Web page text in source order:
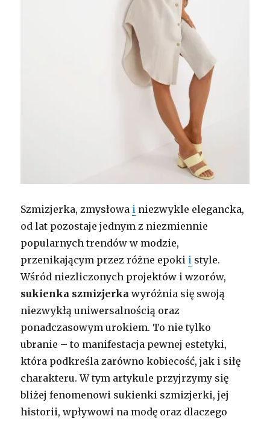
Szmizjerka, zmysłowa i niezwykle elegancka,
od lat pozostaje jednym z niezmiennie
popularnych trendów w modzie,
przenikającym przez różne epoki i style.
Wśród niezliczonych projektów i wzorów,
sukienka szmizjerka wyróżnia się swoją
niezwykłą uniwersalnością oraz
ponadczasowym urokiem. To nie tylko
ubranie – to manifestacja pewnej estetyki,
która podkreśla zarówno kobiecość, jak i siłę
charakteru. W tym artykule przyjrzymy się
bliżej fenomenowi sukienki szmizjerki, jej
historii, wpływowi na modę oraz dlaczego